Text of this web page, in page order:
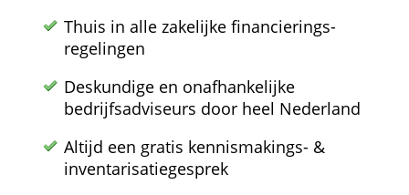
Thuis in alle zakelijke financierings­
regelingen
Deskundige en onafhankelijke
bedrijfsadviseurs door heel Nederland
Altijd een gratis kennismakings- &
inventarisatie­gesprek